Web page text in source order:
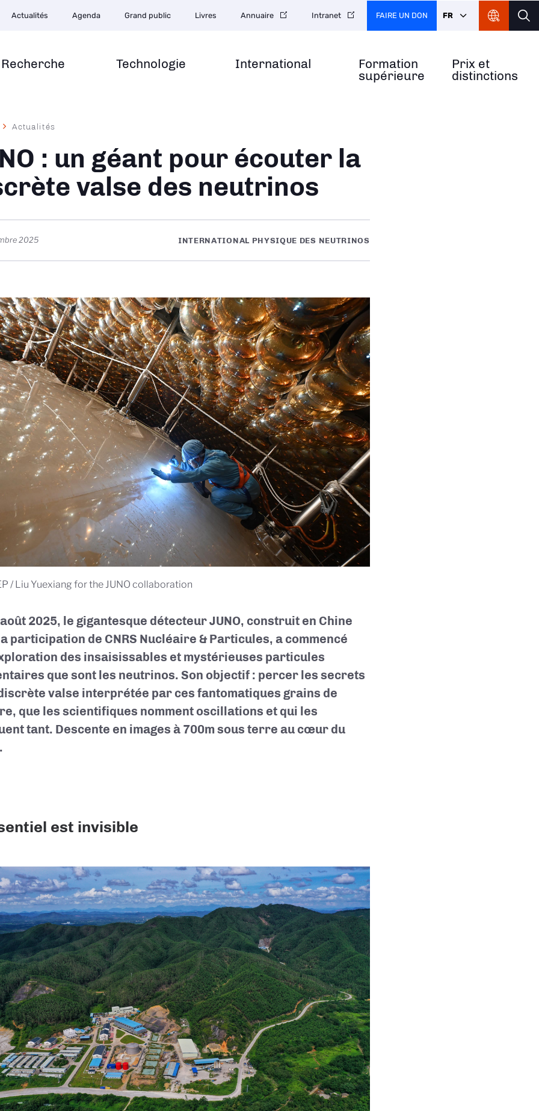
Recherche Technologie International
Formation
supérieure
Prix et
distinctions
Actualités Agenda Grand public Livres Annuaire Intranet FAIRE UN DON FR
Actualités
: un géant pour écouter la
valse des neutrinos
2025 INTERNATIONAL PHYSIQUE DES NEUTRINOS
/ Liu Yuexiang for the JUNO collaboration
2025, le gigantesque détecteur JUNO, construit en Chine
participation de CNRS Nucléaire & Particules, a commencé
des insaisissables et mystérieuses particules
que sont les neutrinos. Son objectif : percer les secrets
valse interprétée par ces fantomatiques grains de
que les scientifiques nomment oscillations et qui les
tant. Descente en images à 700m sous terre au cœur du
est invisible